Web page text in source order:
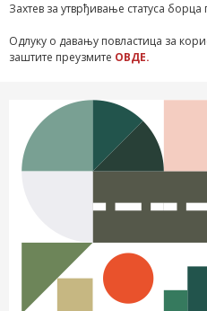
Захтев за утврђивање статуса борца
Одлуку о давању повластица за
заштите преузмите ОВДЕ.